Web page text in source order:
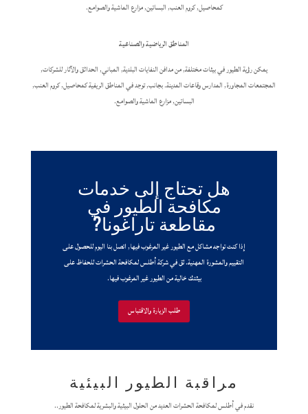
كمحاصيل, كروم العنب, البساتين, مزارع الماشية والصوامع.
المناطق الرياضية والصناعية
يمكن رؤية الطيور في بيئات مختلفة, من مدافن النفايات البلدية, المباني, الحدائق والآثار للشركات,
المجتمعات المجاورة, المدارس وقاعات المدينة. بجانب, توجد في المناطق الريفية كمحاصيل, كروم العنب,
البساتين, مزارع الماشية والصوامع.
هل تحتاج إلى خدمات
مكافحة الطيور في
مقاطعة تاراغونا?
إذا كنت تواجه مشاكل مع الطيور غير المرغوب فيها, اتصل بنا اليوم للحصول على
التقييم والمشورة المهنية. ثق في شركة أطلس لمكافحة الحشرات للحفاظ على
بيئتك خالية من الطيور غير المرغوب فيها.
طلب الزيارة والاقتباس
مراقبة الطيور البيئية
نقدم في أطلس لمكافحة الحشرات العديد من الحلول البيئية والبشرية لمكافحة الطيور..